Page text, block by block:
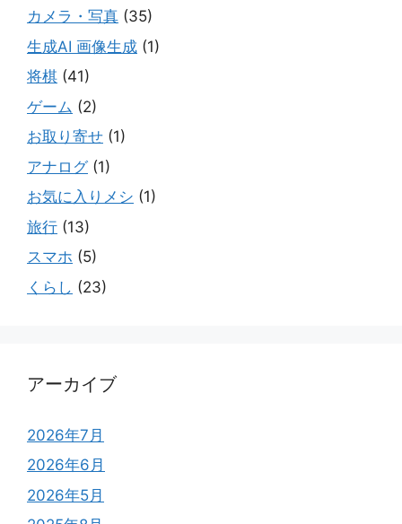
カメラ・写真 (35)
生成AI 画像生成 (1)
将棋 (41)
ゲーム (2)
お取り寄せ (1)
アナログ(1)
お気に入りメシ (1)
旅行 (13)
スマホ (5)
くらし (23)
アーカイブ
2026年7月
2026年6月
2026年5月